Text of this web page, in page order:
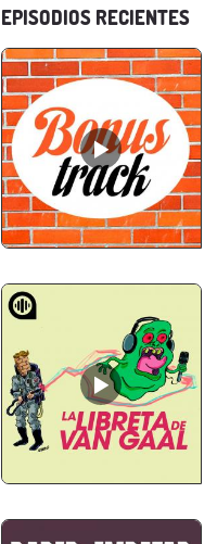
EPISODIOS RECIENTES